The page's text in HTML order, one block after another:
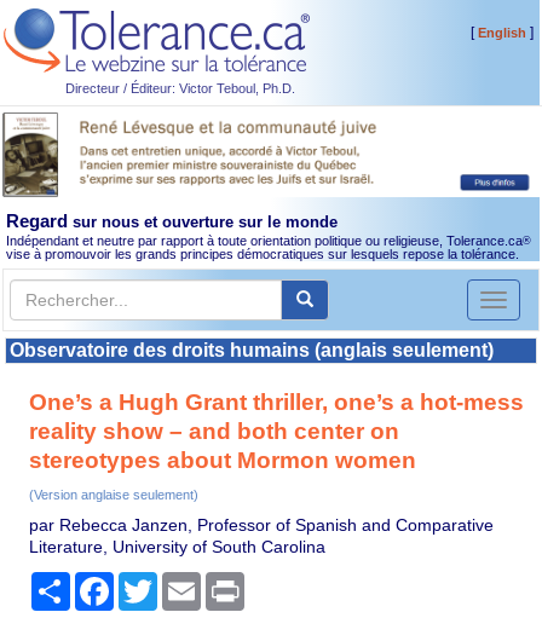
Directeur / Éditeur: Victor Teboul, Ph.D.
[English ]
Regard sur nous et ouverture sur le monde
Indépendant et neutre par rapport à toute orientation politique ou religieuse, Tolerance.ca®
vise à promouvoir les grands principes démocratiques sur lesquels repose la tolérance.
Toggle
Observatoire des droits humains (anglais seulement)
One’s a Hugh Grant thriller, one’s a hot-mess
reality show – and both center on
stereotypes about Mormon women
(Version anglaise seulement)
par Rebecca Janzen, Professor of Spanish and Comparative
Literature, University of South Carolina
PartagerFacebook
TwitterEmail